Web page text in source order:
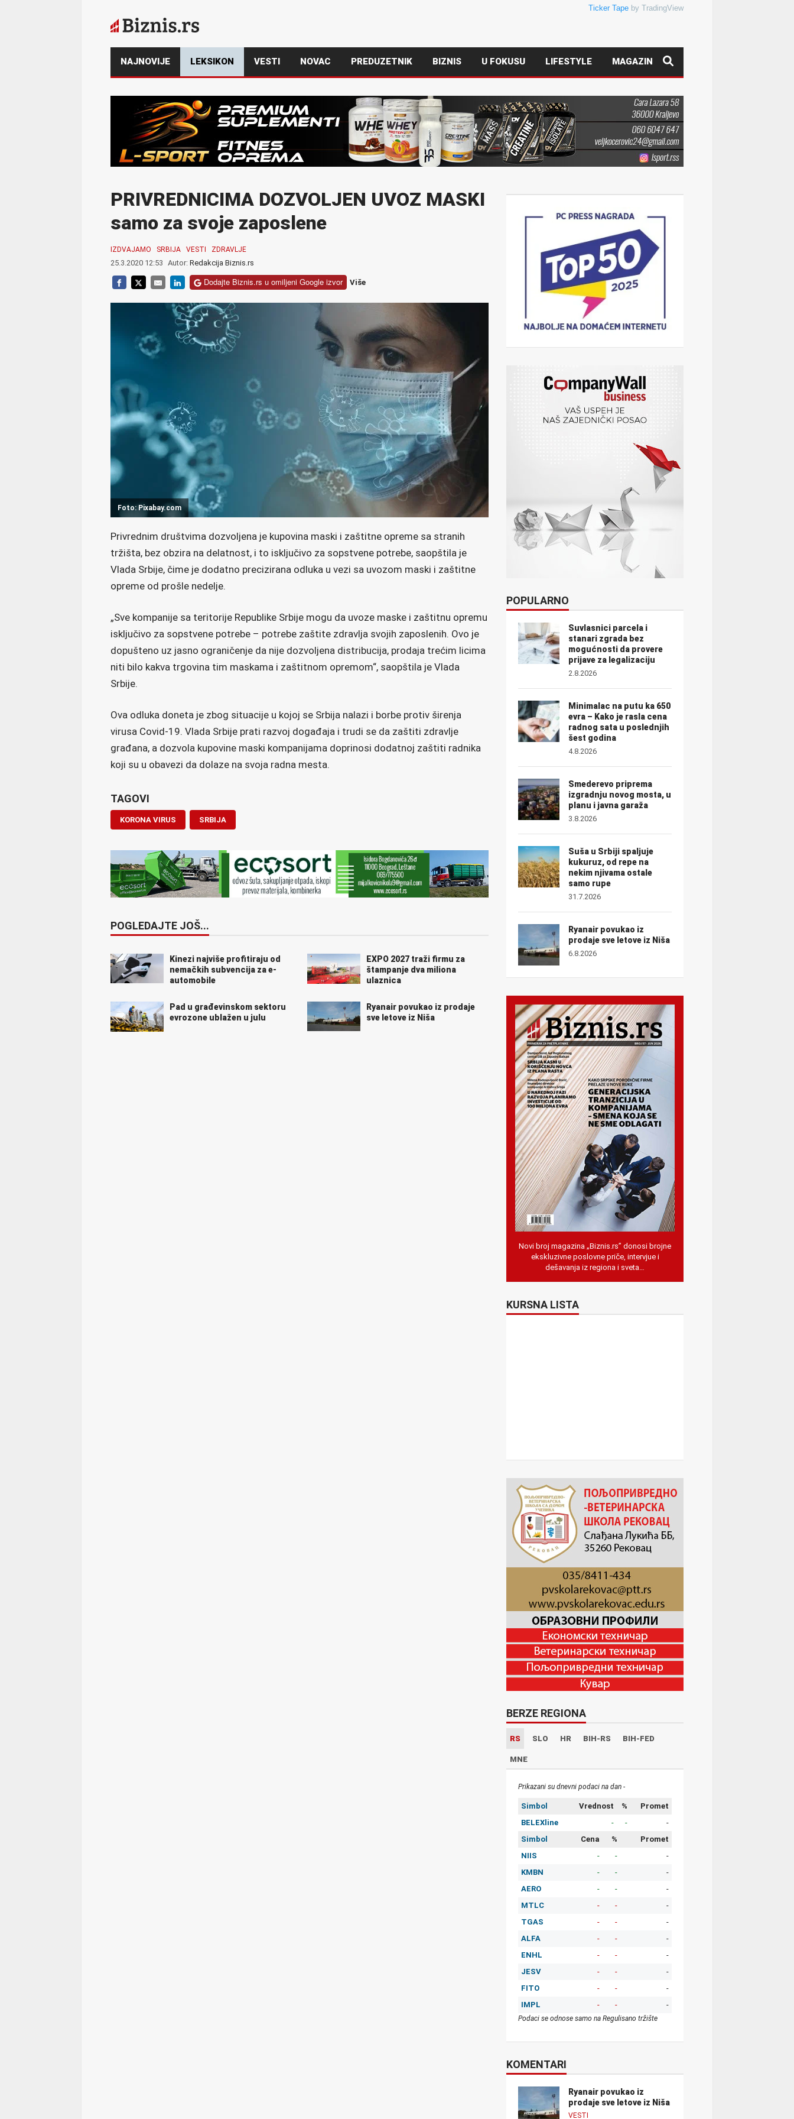
Ticker Tape by TradingView
NAJNOVIJE LEKSIKON VESTI NOVAC PREDUZETNIK BIZNIS U FOKUSU LIFESTYLE MAGAZIN
PRIVREDNICIMA DOZVOLJEN UVOZ MASKI
samo za svoje zaposlene
IZDVAJAMO SRBIJA VESTI ZDRAVLJE
25.3.2020 12:53 Autor: Redakcija Biznis.rs
Dodajte Biznis.rs u omiljeni Google izvor Više
Foto: Pixabay.com
Privrednim društvima dozvoljena je kupovina maski i zaštitne opreme sa stranih
tržišta, bez obzira na delatnost, i to isključivo za sopstvene potrebe, saopštila je
Vlada Srbije, čime je dodatno precizirana odluka u vezi sa uvozom maski i zaštitne
opreme od prošle nedelje.
„Sve kompanije sa teritorije Republike Srbije mogu da uvoze maske i zaštitnu opremu
isključivo za sopstvene potrebe – potrebe zaštite zdravlja svojih zaposlenih. Ovo je
dopušteno uz jasno ograničenje da nije dozvoljena distribucija, prodaja trećim licima
niti bilo kakva trgovina tim maskama i zaštitnom opremom“, saopštila je Vlada
Srbije.
Ova odluka doneta je zbog situacije u kojoj se Srbija nalazi i borbe protiv širenja
virusa Covid-19. Vlada Srbije prati razvoj događaja i trudi se da zaštiti zdravlje
građana, a dozvola kupovine maski kompanijama doprinosi dodatnoj zaštiti radnika
koji su u obavezi da dolaze na svoja radna mesta.
TAGOVI
KORONA VIRUS SRBIJA
POGLEDAJTE JOŠ...
Kinezi najviše profitiraju od
nemačkih subvencija za e-
automobile
EXPO 2027 traži firmu za
štampanje dva miliona
ulaznica
Pad u građevinskom sektoru
evrozone ublažen u julu
Ryanair povukao iz prodaje
sve letove iz Niša
POPULARNO
Suvlasnici parcela i
stanari zgrada bez
mogućnosti da provere
prijave za legalizaciju
2.8.2026
Minimalac na putu ka 650
evra – Kako je rasla cena
radnog sata u poslednjih
šest godina
4.8.2026
Smederevo priprema
izgradnju novog mosta, u
planu i javna garaža
3.8.2026
Suša u Srbiji spaljuje
kukuruz, od repe na
nekim njivama ostale
samo rupe
31.7.2026
Ryanair povukao iz
prodaje sve letove iz Niša
6.8.2026
Novi broj magazina „Biznis.rs” donosi brojne
ekskluzivne poslovne priče, intervjue i
dešavanja iz regiona i sveta…
KURSNA LISTA
BERZE REGIONA
RS SLO HR BIH-RS BIH-FED
MNE
Prikazani su dnevni podaci na dan -
Simbol Vrednost %
Promet
BELEXline
- -
-
Simbol
Cena %
Promet
NIIS
- -
-
KMBN
- -
-
AERO
- -
-
MTLC
- -
-
TGAS
- -
-
ALFA
- -
-
ENHL
- -
-
JESV
- -
-
FITO
- -
-
IMPL
- - -
Podaci se odnose samo na Regulisano tržište
KOMENTARI
Ryanair povukao iz
prodaje sve letove iz Niša
VESTI